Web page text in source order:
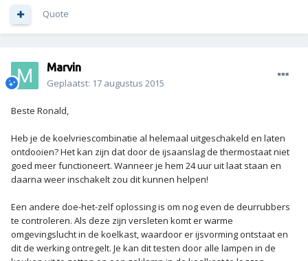
Quote
Marvin
Geplaatst: 17 augustus 2015
Beste Ronald,
Heb je de koelvriescombinatie al helemaal uitgeschakeld en laten
ontdooien? Het kan zijn dat door de ijsaanslag de thermostaat niet
goed meer functioneert. Wanneer je hem 24 uur uit laat staan en
daarna weer inschakelt zou dit kunnen helpen!
Een andere doe-het-zelf oplossing is om nog even de deurrubbers
te controleren. Als deze zijn versleten komt er warme
omgevingslucht in de koelkast, waardoor er ijsvorming ontstaat en
dit de werking ontregelt. Je kan dit testen door alle lampen in de